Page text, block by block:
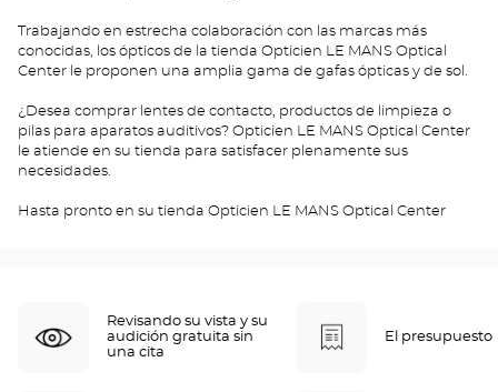
Trabajando en estrecha colaboración con las marcas más
conocidas, los ópticos de la tienda Opticien LE MANS Optical
Center le proponen una amplia gama de gafas ópticas y de sol.
¿Desea comprar lentes de contacto, productos de limpieza o
pilas para aparatos auditivos? Opticien LE MANS Optical Center
le atiende en su tienda para satisfacer plenamente sus
necesidades.
Hasta pronto en su tienda Opticien LE MANS Optical Center
Revisando su vista y su
audición gratuita sin
una cita
El presupuesto